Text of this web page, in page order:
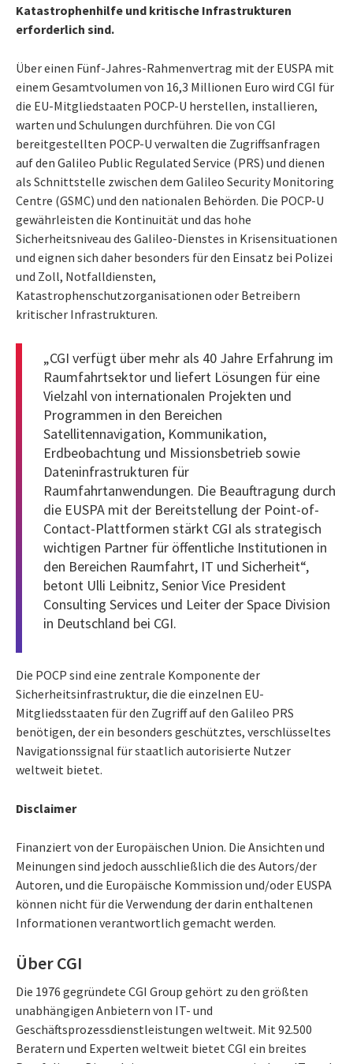
Katastrophenhilfe und kritische Infrastrukturen
erforderlich sind.
Über einen Fünf-Jahres-Rahmenvertrag mit der EUSPA mit
einem Gesamtvolumen von 16,3 Millionen Euro wird CGI für
die EU-Mitgliedstaaten POCP-U herstellen, installieren,
warten und Schulungen durchführen. Die von CGI
bereitgestellten POCP-U verwalten die Zugriffsanfragen
auf den Galileo Public Regulated Service (PRS) und dienen
als Schnittstelle zwischen dem Galileo Security Monitoring
Centre (GSMC) und den nationalen Behörden. Die POCP-U
gewährleisten die Kontinuität und das hohe
Sicherheitsniveau des Galileo-Dienstes in Krisensituationen
und eignen sich daher besonders für den Einsatz bei Polizei
und Zoll, Notfalldiensten,
Katastrophenschutzorganisationen oder Betreibern
kritischer Infrastrukturen.
„CGI verfügt über mehr als 40 Jahre Erfahrung im
Raumfahrtsektor und liefert Lösungen für eine
Vielzahl von internationalen Projekten und
Programmen in den Bereichen
Satellitennavigation, Kommunikation,
Erdbeobachtung und Missionsbetrieb sowie
Dateninfrastrukturen für
Raumfahrtanwendungen. Die Beauftragung durch
die EUSPA mit der Bereitstellung der Point-of-
Contact-Plattformen stärkt CGI als strategisch
wichtigen Partner für öffentliche Institutionen in
den Bereichen Raumfahrt, IT und Sicherheit“,
betont Ulli Leibnitz, Senior Vice President
Consulting Services und Leiter der Space Division
in Deutschland bei CGI.
Die POCP sind eine zentrale Komponente der
Sicherheitsinfrastruktur, die die einzelnen EU-
Mitgliedsstaaten für den Zugriff auf den Galileo PRS
benötigen, der ein besonders geschütztes, verschlüsseltes
Navigationssignal für staatlich autorisierte Nutzer
weltweit bietet.
Disclaimer
Finanziert von der Europäischen Union. Die Ansichten und
Meinungen sind jedoch ausschließlich die des Autors/der
Autoren, und die Europäische Kommission und/oder EUSPA
können nicht für die Verwendung der darin enthaltenen
Informationen verantwortlich gemacht werden.
Über CGI
Die 1976 gegründete CGI Group gehört zu den größten
unabhängigen Anbietern von IT- und
Geschäftsprozessdienstleistungen weltweit. Mit 92.500
Beratern und Experten weltweit bietet CGI ein breites